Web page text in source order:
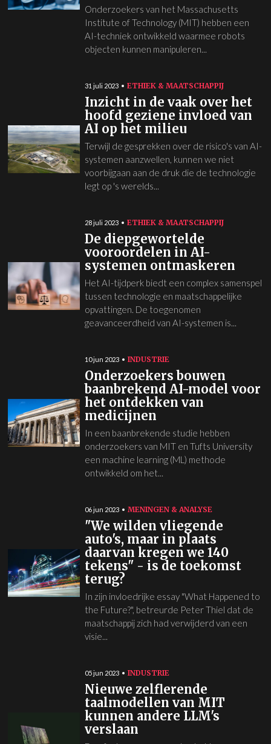
Onderzoekers van het Massachusetts
Institute of Technology (MIT) hebben een
AI-techniek ontwikkeld waarmee robots
objecten kunnen manipuleren...
31 juli 2023 ETHIEK & MAATSCHAPPIJ
Inzicht in de vaak over het
hoofd geziene invloed van
AI op het milieu
Terwijl de gesprekken over de risico's van AI-
systemen aanzwellen, kunnen we niet
voorbijgaan aan de druk die de technologie
legt op 's werelds...
28 juli 2023 ETHIEK & MAATSCHAPPIJ
De diepgewortelde
vooroordelen in AI-
systemen ontmaskeren
Het AI-tijdperk biedt een complex samenspel
tussen technologie en maatschappelijke
opvattingen. De toegenomen
geavanceerdheid van AI-systemen is...
10 jun 2023 INDUSTRIE
Onderzoekers bouwen
baanbrekend AI-model voor
het ontdekken van
medicijnen
In een baanbrekende studie hebben
onderzoekers van MIT en Tufts University
een machine learning (ML) methode
ontwikkeld om het...
06 jun 2023 MENINGEN & ANALYSE
"We wilden vliegende
auto's, maar in plaats
daarvan kregen we 140
tekens" - is de toekomst
terug?
In zijn invloedrijke essay "What Happened to
the Future?", betreurde Peter Thiel dat de
maatschappij zich had verwijderd van een
visie...
05 jun 2023 INDUSTRIE
Nieuwe zelflerende
taalmodellen van MIT
kunnen andere LLM's
verslaan